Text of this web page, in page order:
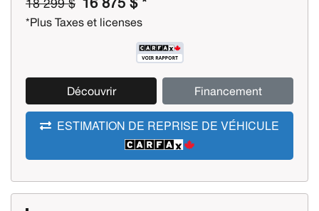
18 299 $
*Plus Taxes et licenses
Découvrir Financement
ESTIMATION DE REPRISE DE VÉHICULE